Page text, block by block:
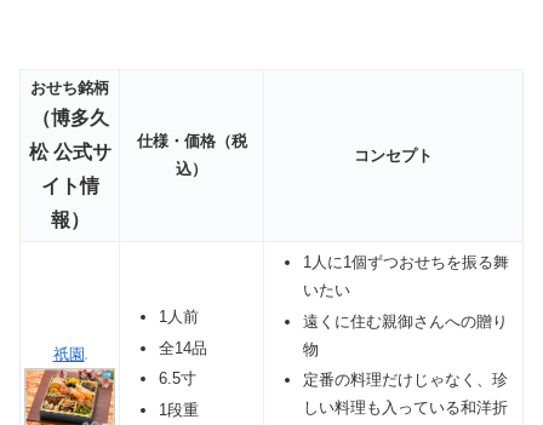
おせち銘柄
（博多久
松 公式サ
イト情
報）
仕様・価格（税
込）
コンセプト
祇園
1人前
全14品
6.5寸
1段重
1人に1個ずつおせちを振る舞
いたい
遠くに住む親御さんへの贈り
物
定番の料理だけじゃなく、珍
しい料理も入っている和洋折